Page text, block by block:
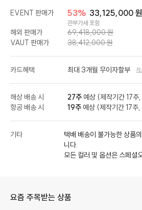
해외 판매가
69,418,000 원
VAUT 판매가
38,412,000 원
EVENT 판매가 53% 33,125,000 원
관부가세 포함
카드혜택 최대 3개월 무이자할부
해상 배송 시 27주 예상 (제작기간 17
항공 배송 시
19주 예상 (제작기간 17주
기타
택배 배송이 불가능한 상품
니다.
모든 컬러 및 옵션은 스페셜
요즘 주목받는 상품